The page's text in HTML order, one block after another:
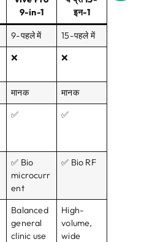
9-in-1
इन-1
9-पहले में
15-पहले में
❌ ❌
मानक
मानक
✅ ✅
✅ Bio
microcurr
ent
✅ Bio RF
Balanced
general
clinic use
High-
volume,
wide